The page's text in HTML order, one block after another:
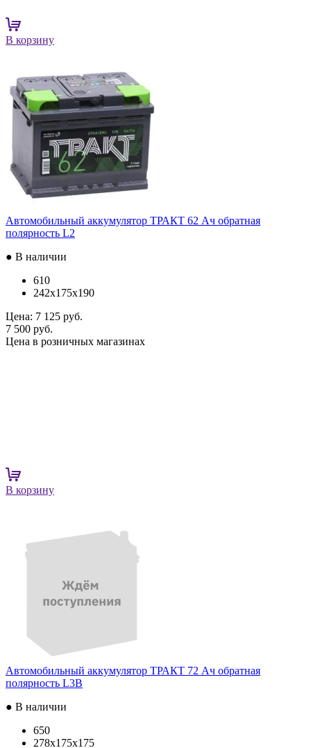
В корзину
Автомобильный аккумулятор ТРАКТ 62 Ач обратная
полярность L2
● В наличии
610
242x175x190
Цена: 7 125 руб.
7 500 руб.
Цена в розничных магазинах
В корзину
Автомобильный аккумулятор ТРАКТ 72 Ач обратная
полярность L3B
● В наличии
650
278x175x175